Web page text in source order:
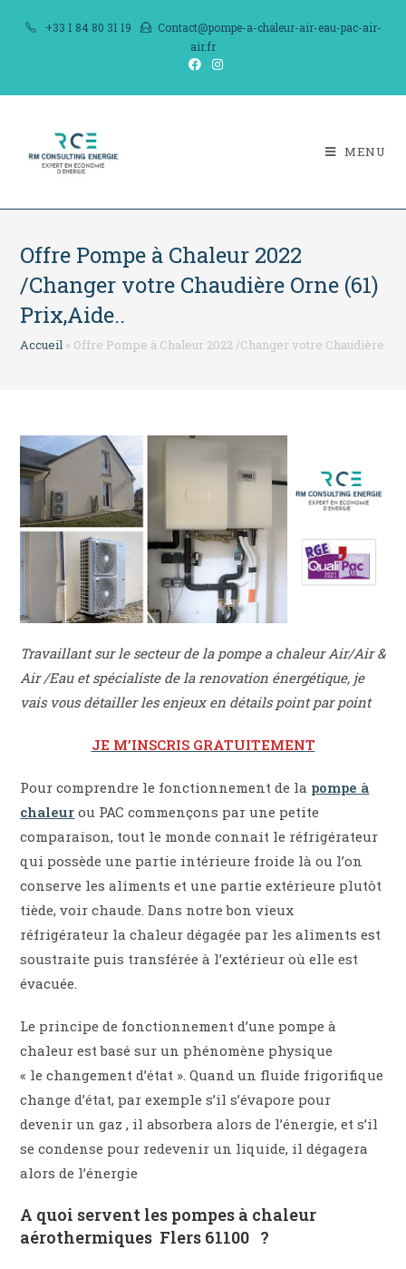
+33 1 84 80 31 19
Contact@pompe-a-chaleur-air-eau-pac-air-
air.fr
MENU
Offre Pompe à Chaleur 2022
/Changer votre Chaudière Orne (61)
Prix,Aide..
Accueil » Offre Pompe à Chaleur 2022 /Changer votre Chaudière
Travaillant sur le secteur de la pompe a chaleur Air/Air &
Air /Eau et spécialiste de la renovation énergétique, je
vais vous détailler les enjeux en détails point par point
JE M’INSCRIS GRATUITEMENT
Pour comprendre le fonctionnement de la pompe à
chaleur ou PAC commençons par une petite
comparaison, tout le monde connait le réfrigérateur
qui possède une partie intérieure froide là ou l’on
conserve les aliments et une partie extérieure plutôt
tiède, voir chaude. Dans notre bon vieux
réfrigérateur la chaleur dégagée par les aliments est
soustraite puis transférée à l’extérieur où elle est
évacuée.
Le principe de fonctionnement d’une pompe à
chaleur est basé sur un phénomène physique
« le changement d’état ». Quand un fluide frigorifique
change d’état, par exemple s’il s’évapore pour
devenir un gaz , il absorbera alors de l’énergie, et s’il
se condense pour redevenir un liquide, il dégagera
alors de l’énergie
A quoi servent les pompes à chaleur
aérothermiques Flers 61100 ?